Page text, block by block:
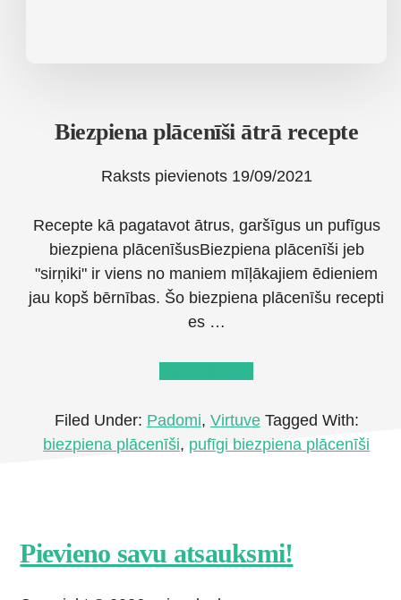
Biezpiena plācenīši ātrā recepte
Raksts pievienots 19/09/2021
Recepte kā pagatavot ātrus, garšīgus un pufīgus
biezpiena plācenīšusBiezpiena plācenīši jeb
"sirņiki" ir viens no maniem mīļākajiem ēdieniem
jau kopš bērnības. Šo biezpiena plācenīšu recepti
es …
plācenīši
ātrā
Filed Under: Padomi, Virtuve Tagged With:
biezpiena plācenīši, pufīgi biezpiena plācenīši
Footer
Pievieno savu atsauksmi!